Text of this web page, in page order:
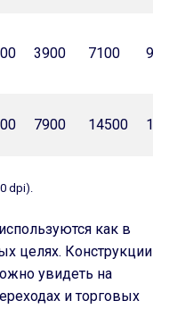
3900 7100
7900 14500
dpi).
как в
целях. Конструкции
увидеть на
и торговых